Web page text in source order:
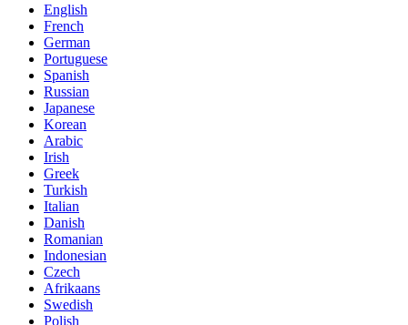
English
French
German
Portuguese
Spanish
Russian
Japanese
Korean
Arabic
Irish
Greek
Turkish
Italian
Danish
Romanian
Indonesian
Czech
Afrikaans
Swedish
Polish